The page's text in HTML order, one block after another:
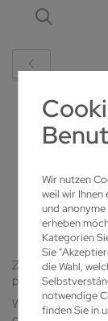
Wir nutzen
weil wir
und
erheben
Kategorien
Sie
die Wahl,
notwendige
finden Sie in
Zapraszamy do
Wraz z naszymi